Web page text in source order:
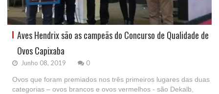
Aves Hendrix são as campeãs do Concurso de Qualidade de
Ovos Capixaba
Junho 08, 2019 0
Ovos que foram premiados nos três primeiros lugares das duas
categorias – ovos brancos e ovos vermelhos - são Dekalb,